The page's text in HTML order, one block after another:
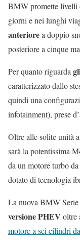
BMW promette livelli
giorni e nei lunghi
anteriorea doppio
posteriore a cinque
Per quanto riguarda
caratterizzato dallo
quindi una
infotainment), prese
Oltre alle solite unità
sarà la potentissima
da un motore turbo
dotato di tecnologia
La nuova BMW Serie
versione PHEV oltre
motore a sei cilindri